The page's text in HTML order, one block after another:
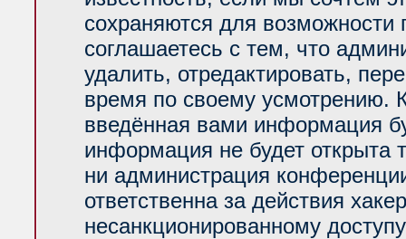
сохраняются для возможности
соглашаетесь с тем, что
удалить, отредактировать,
время по своему усмотрению.
введённая вами информация
информация не будет открыта
ни администрация
ответственна за действия
несанкционированному